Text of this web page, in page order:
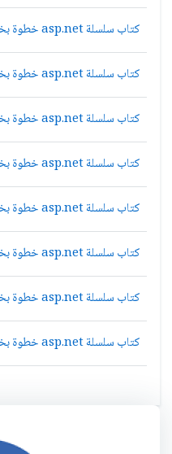
كتاب سلسلة asp.net خطوة بخطوة نحو الاحتراف الفصل الأول
كتاب سلسلة asp.net خطوة بخطوة نحو الاحتراف الفصل الثاني
كتاب سلسلة asp.net خطوة بخطوة نحو الاحتراف الفصل الثالث
كتاب سلسلة asp.net خطوة بخطوة نحو الاحتراف الفصل الرابع
كتاب سلسلة asp.net خطوة بخطوة نحو الاحتراف الفصل الخامس
كتاب سلسلة asp.net خطوة بخطوة نحو الاحتراف الفصل السادس
كتاب سلسلة asp.net خطوة بخطوة نحو الاحتراف الفصل السابع
كتاب سلسلة asp.net خطوة بخطوة نحو الاحتراف الفصل الثامن